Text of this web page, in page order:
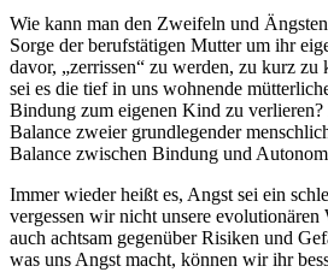
Wie kann man den Zweifeln und
Sorge der berufstätigen Mutter um ihr
davor, „zerrissen“ zu werden, zu kurz
sei es die tief in uns wohnende
Bindung zum eigenen Kind zu
Balance zweier grundlegender
Balance zwischen Bindung und
Immer wieder heißt es, Angst sei ein
vergessen wir nicht unsere
auch achtsam gegenüber Risiken und
was uns Angst macht, können wir ihr